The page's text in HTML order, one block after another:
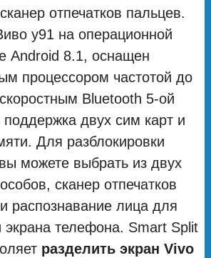
отпечатков пальцев.
у91 на операционной
Android 8.1, оснащен
процессором частотой до
Bluetooth 5-ой
поддержка двух сим карт и
Для разблокировки
можете выбрать из двух
сканер отпечатков
распознавание лица для
экрана телефона. Smart Split
разделить экран Vivo